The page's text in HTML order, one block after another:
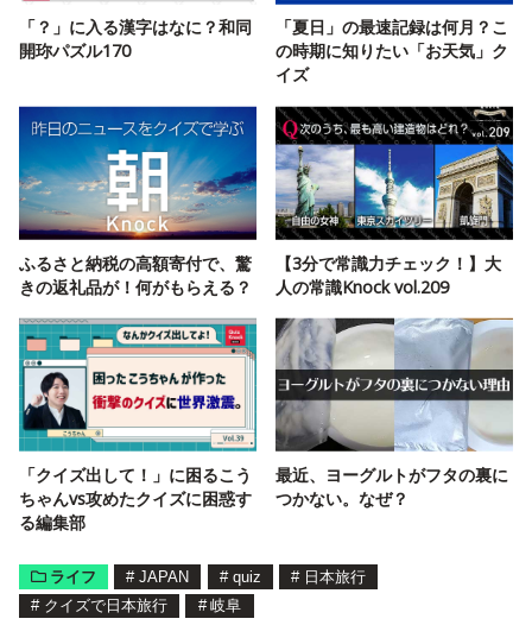
「？」に入る漢字はなに？和同
開珎パズル170
「夏日」の最速記録は何月？こ
の時期に知りたい「お天気」ク
イズ
ふるさと納税の高額寄付で、驚
きの返礼品が！何がもらえる？
【3分で常識力チェック！】大
人の常識Knock vol.209
「クイズ出して！」に困るこう
ちゃんvs攻めたクイズに困惑す
る編集部
最近、ヨーグルトがフタの裏に
つかない。なぜ？
ライフ # JAPAN # quiz # 日本旅行
# クイズで日本旅行 # 岐阜